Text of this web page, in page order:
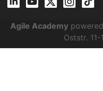
Agile Academy
Oststr.